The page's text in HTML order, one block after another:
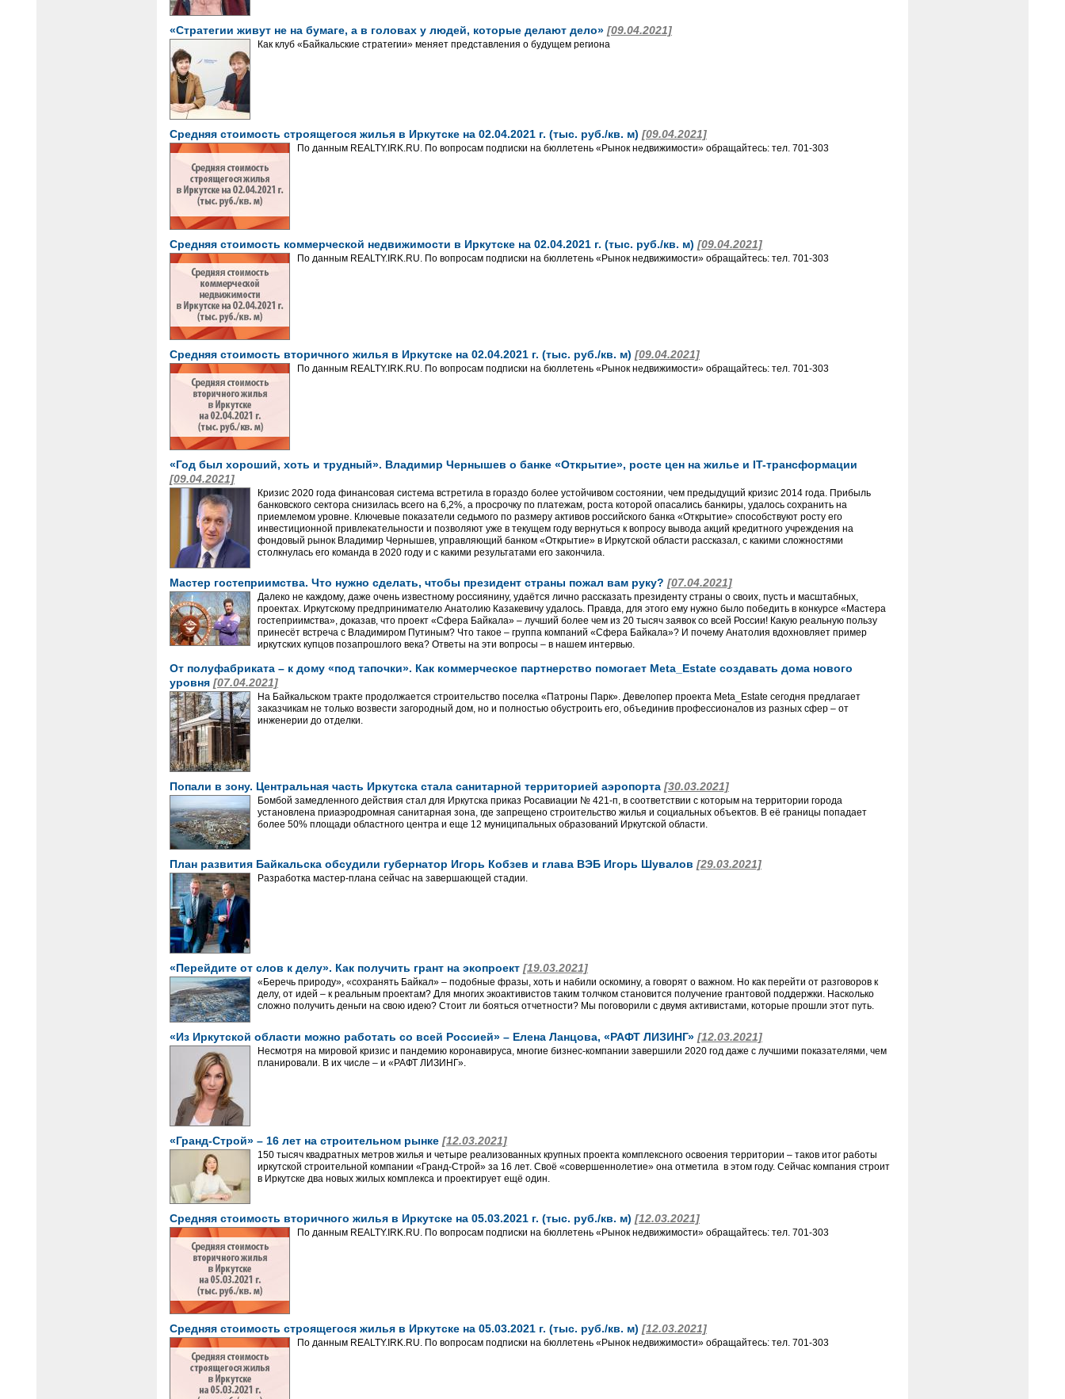
«Стратегии живут не на бумаге, а в головах у людей, которые делают дело» [09.04.2021]
Как клуб «Байкальские стратегии» меняет представления о будущем региона
Средняя стоимость строящегося жилья в Иркутске на 02.04.2021 г. (тыс. руб./кв. м) [09.04.2021]
По данным REALTY.IRK.RU. По вопросам подписки на бюллетень «Рынок недвижимости» обращайтесь: тел. 701-303
Средняя стоимость коммерческой недвижимости в Иркутске на 02.04.2021 г. (тыс. руб./кв. м) [09.04.2021]
По данным REALTY.IRK.RU. По вопросам подписки на бюллетень «Рынок недвижимости» обращайтесь: тел. 701-303
Средняя стоимость вторичного жилья в Иркутске на 02.04.2021 г. (тыс. руб./кв. м) [09.04.2021]
По данным REALTY.IRK.RU. По вопросам подписки на бюллетень «Рынок недвижимости» обращайтесь: тел. 701-303
«Год был хороший, хоть и трудный». Владимир Чернышев о банке «Открытие», росте цен на жилье и IT-трансформации
[09.04.2021]
​​​​​​​Кризис 2020 года финансовая система встретила в гораздо более устойчивом состоянии, чем предыдущий кризис 2014 года. Прибыль
банковского сектора снизилась всего на 6,2%, а просрочку по платежам, роста которой опасались банкиры, удалось сохранить на
приемлемом уровне. Ключевые показатели седьмого по размеру активов российского банка «Открытие» способствуют росту его
инвестиционной привлекательности и позволяют уже в текущем году вернуться к вопросу вывода акций кредитного учреждения на
фондовый рынок Владимир Чернышев, управляющий банком «Открытие» в Иркутской области рассказал, с какими сложностями
столкнулась его команда в 2020 году и с какими результатами его закончила.
Мастер гостеприимства. Что нужно сделать, чтобы президент страны пожал вам руку? [07.04.2021]
Далеко не каждому, даже очень известному россиянину, удаётся лично рассказать президенту страны о своих, пусть и масштабных,
проектах. Иркутскому предпринимателю Анатолию Казакевичу удалось. Правда, для этого ему нужно было победить в конкурсе «Мастера
гостеприимства», доказав, что проект «Сфера Байкала» – лучший более чем из 20 тысяч заявок со всей России! Какую реальную пользу
принесёт встреча с Владимиром Путиным? Что такое – группа компаний «Сфера Байкала»? И почему Анатолия вдохновляет пример
иркутских купцов позапрошлого века? Ответы на эти вопросы – в нашем интервью.
От полуфабриката – к дому «под тапочки». Как коммерческое партнерство помогает Meta_Estate создавать дома нового
уровня [07.04.2021]
На Байкальском тракте продолжается строительство поселка «Патроны Парк». Девелопер проекта Meta_Estate сегодня предлагает
заказчикам не только возвести загородный дом, но и полностью обустроить его, объединив профессионалов из разных сфер – от
инженерии до отделки.
Попали в зону. Центральная часть Иркутска стала санитарной территорией аэропорта [30.03.2021]
Бомбой замедленного действия стал для Иркутска приказ Росавиации № 421-п, в соответствии с которым на территории города
установлена приаэродромная санитарная зона, где запрещено строительство жилья и социальных объектов. В её границы попадает
более 50% площади областного центра и еще 12 муниципальных образований Иркутской области.
План развития Байкальска обсудили губернатор Игорь Кобзев и глава ВЭБ Игорь Шувалов [29.03.2021]
Разработка мастер-плана сейчас на завершающей стадии.
«Перейдите от слов к делу». Как получить грант на экопроект [19.03.2021]
«Беречь природу», «сохранять Байкал» – подобные фразы, хоть и набили оскомину, а говорят о важном. Но как перейти от разговоров к
делу, от идей – к реальным проектам? Для многих экоактивистов таким толчком становится получение грантовой поддержки. Насколько
сложно получить деньги на свою идею? Стоит ли бояться отчетности? Мы поговорили с двумя активистами, которые прошли этот путь.
«Из Иркутской области можно работать со всей Россией» – Елена Ланцова, «РАФТ ЛИЗИНГ» [12.03.2021]
​​​​​​​Несмотря на мировой кризис и пандемию коронавируса, многие бизнес-компании завершили 2020 год даже с лучшими показателями, чем
планировали. В их числе – и «РАФТ ЛИЗИНГ».
«Гранд-Строй» – 16 лет на строительном рынке [12.03.2021]
150 тысяч квадратных метров жилья и четыре реализованных крупных проекта комплексного освоения территории – таков итог работы
иркутской строительной компании «Гранд-Строй» за 16 лет. Своё «совершеннолетие» она отметила в этом году. Сейчас компания строит
в Иркутске два новых жилых комплекса и проектирует ещё один.
Средняя стоимость вторичного жилья в Иркутске на 05.03.2021 г. (тыс. руб./кв. м) [12.03.2021]
По данным REALTY.IRK.RU. По вопросам подписки на бюллетень «Рынок недвижимости» обращайтесь: тел. 701-303
Средняя стоимость строящегося жилья в Иркутске на 05.03.2021 г. (тыс. руб./кв. м) [12.03.2021]
По данным REALTY.IRK.RU. По вопросам подписки на бюллетень «Рынок недвижимости» обращайтесь: тел. 701-303